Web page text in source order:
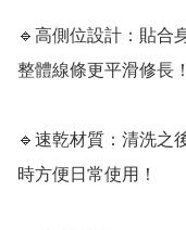
🔹高側位設計：貼合
整體線條更平滑修長
🔹速乾材質：清洗之
時方便日常使用！